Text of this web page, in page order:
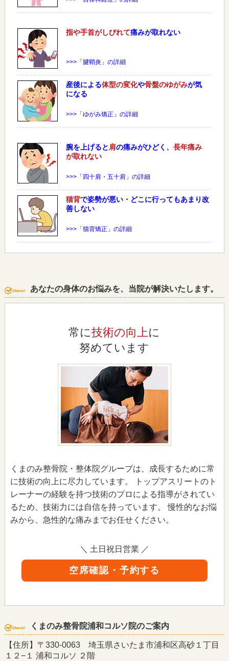
指や手首がしびれて痛みが取れない
>>>「腱鞘炎」の詳細
産後による体型の変化や骨盤のゆがみが気
になる
>>>「ゆがみ矯正」の詳細
腕を上げると 肩の痛みがひどく、 長年痛み
が取れない
>>>「四十肩・五十肩」の詳細
猫背で姿勢が悪い・どこに行ってもあまり改
善しない
>>>「猫背矯正」の詳細
あなたの身体のお悩みを、当院が解決いたします。
常に技術の向上に
努めています
くまのみ整骨院・整体院グループは、成長するために常
に技術の向上に尽力しています。 トップアスリートのト
レーナーの経験を持つ技術のプロによる指導がされてい
るため、技術力には自信を持っています。 慢性的なお悩
みから、急性的な痛みまでお任せください。
＼ 土日祝日営業 ／
空席確認・予約する
くまのみ整骨院浦和コルソ院のご案内
【住所】〒330-0063 埼玉県さいたま市浦和区高砂１丁目
１２−１ 浦和コルソ ２階